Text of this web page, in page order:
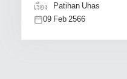
เรื่อง
Patihan Uhas
09 Feb 2566